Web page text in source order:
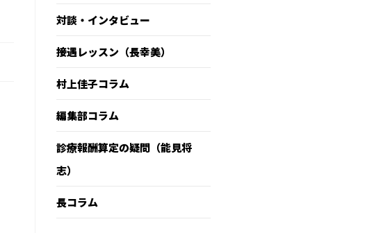
対談・インタビュー
接遇レッスン（長幸美）
村上佳子コラム
編集部コラム
診療報酬算定の疑問（能見将
志）
長コラム